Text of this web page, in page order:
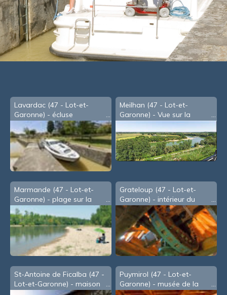
Lavardac (47 - Lot-et-
Garonne) - écluse
Meilhan (47 - Lot-et-
Garonne) - Vue sur la
Garonne depuis le tertre
de Meilhan (2007)
Marmande (47 - Lot-et-
Garonne) - plage sur la
Garonne
Grateloup (47 - Lot-et-
Garonne) - intérieur du
moulin de Gorry
St-Antoine de Ficalba (47 -
Lot-et-Garonne) - maison
Puymirol (47 - Lot-et-
Garonne) - musée de la